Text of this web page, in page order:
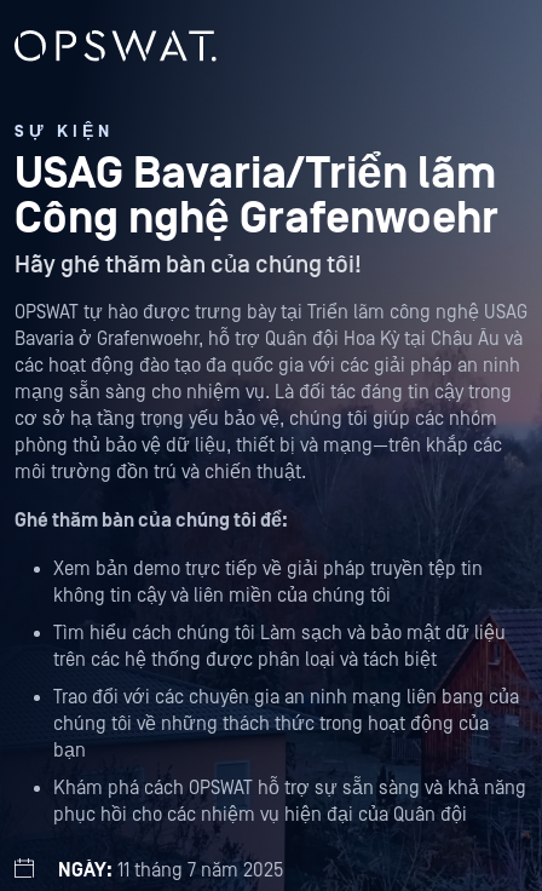
SỰ KIỆN
USAG Bavaria/Triển lãm
Công nghệ Grafenwoehr
Hãy ghé thăm bàn của chúng tôi!
OPSWAT tự hào được trưng bày tại Triển lãm công nghệ USAG
Bavaria ở Grafenwoehr, hỗ trợ Quân đội Hoa Kỳ tại Châu Âu và
các hoạt động đào tạo đa quốc gia với các giải pháp an ninh
mạng sẵn sàng cho nhiệm vụ. Là đối tác đáng tin cậy trong
cơ sở hạ tầng trọng yếu bảo vệ, chúng tôi giúp các nhóm
phòng thủ bảo vệ dữ liệu, thiết bị và mạng—trên khắp các
môi trường đồn trú và chiến thuật.
Ghé thăm bàn của chúng tôi để:
Xem bản demo trực tiếp về giải pháp truyền tệp tin
không tin cậy và liên miền của chúng tôi
Tìm hiểu cách chúng tôi Làm sạch và bảo mật dữ liệu
trên các hệ thống được phân loại và tách biệt
Trao đổi với các chuyên gia an ninh mạng liên bang của
chúng tôi về những thách thức trong hoạt động của
bạn
Khám phá cách OPSWAT hỗ trợ sự sẵn sàng và khả năng
phục hồi cho các nhiệm vụ hiện đại của Quân đội
NGÀY: 11 tháng 7 năm 2025